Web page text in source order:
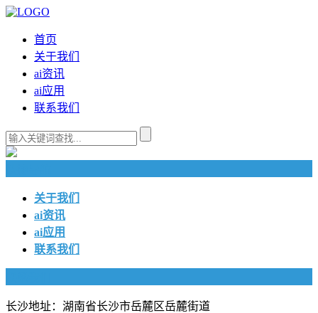
首页
关于我们
ai资讯
ai应用
联系我们
关于我们
ai资讯
ai应用
联系我们
长沙地址：湖南省长沙市岳麓区岳麓街道